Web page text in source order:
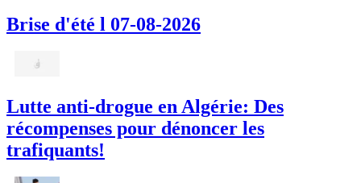
Brise d'été l 07-08-2026
Lutte anti-drogue en Algérie: Des
récompenses pour dénoncer les
trafiquants!